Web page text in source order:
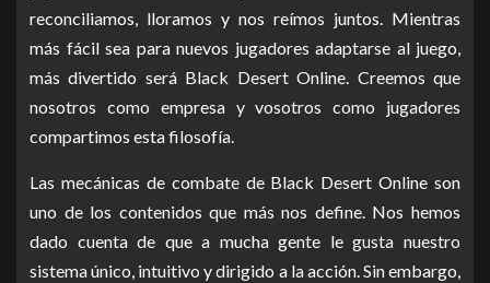
reconciliamos, lloramos y nos reímos juntos. Mientras
más fácil sea para nuevos jugadores adaptarse al juego,
más divertido será Black Desert Online. Creemos que
nosotros como empresa y vosotros como jugadores
compartimos esta filosofía.
Las mecánicas de combate de Black Desert Online son
uno de los contenidos que más nos define. Nos hemos
dado cuenta de que a mucha gente le gusta nuestro
sistema único, intuitivo y dirigido a la acción. Sin embargo,